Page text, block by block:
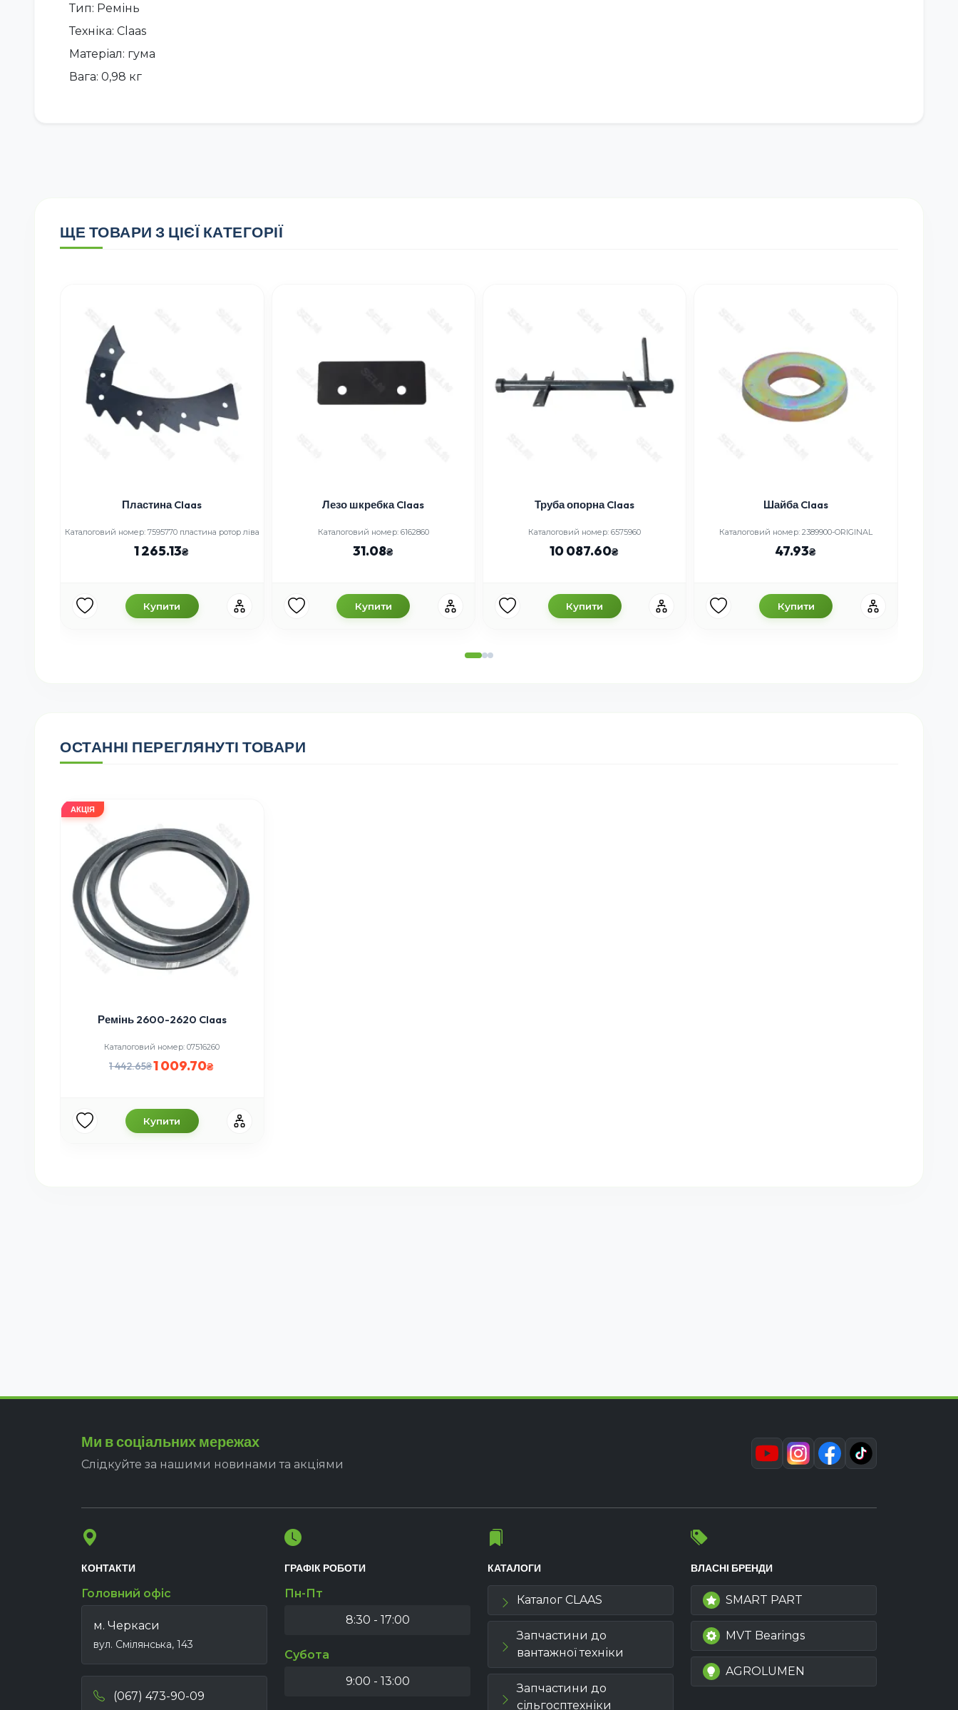
Тип: Ремінь
Техніка: Claas
Матеріал: гума
Вага: 0,98 кг
ЩЕ ТОВАРИ З ЦІЄЇ КАТЕГОРІЇ
Пластина Claas
Каталоговий номер: 7595770 пластина ротор ліва
1 265.13
Купити
Лезо шкребка Claas
Каталоговий номер: 6162860
31.08
Купити
Труба опорна Claas
Каталоговий номер: 6575960
10 087.60
Купити
Шайба Claas
Каталоговий номер: 2389900-ORIGINAL
47.93
Купити
ОСТАННІ ПЕРЕГЛЯНУТІ ТОВАРИ
АКЦІЯ
Ремінь 2600-2620 Claas
Каталоговий номер: 07516260
1 442.65 1 009.70
Купити
Ми в соціальних мережах
Слідкуйте за нашими новинами та акціями
КОНТАКТИ
Головний офіс
м. Черкаси
вул. Смілянська, 143
(067) 473-90-09
ГРАФІК РОБОТИ
Пн-Пт
8:30 - 17:00
Субота
9:00 - 13:00
КАТАЛОГИ
Каталог CLAAS
Запчастини до
вантажної техніки
Запчастини до
сільгосптехніки
ВЛАСНІ БРЕНДИ
SMART PART
MVT Bearings
AGROLUMEN